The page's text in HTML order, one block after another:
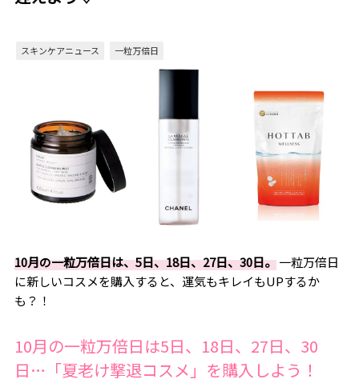
スキンケアニュース 一粒万倍日
10月の一粒万倍日は、5日、18日、27日、30日。一粒万倍日
に新しいコスメを購入すると、運気もキレイもUPするか
も？！
10月の一粒万倍日は5日、18日、27日、30
日…「夏老け撃退コスメ」を購入しよう！